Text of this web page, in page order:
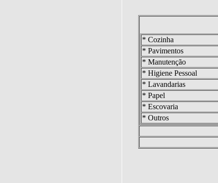
* Cozinha
* Pavimentos
* Manutenção
* Higiene Pessoal
* Lavandarias
* Papel
* Escovaria
* Outros